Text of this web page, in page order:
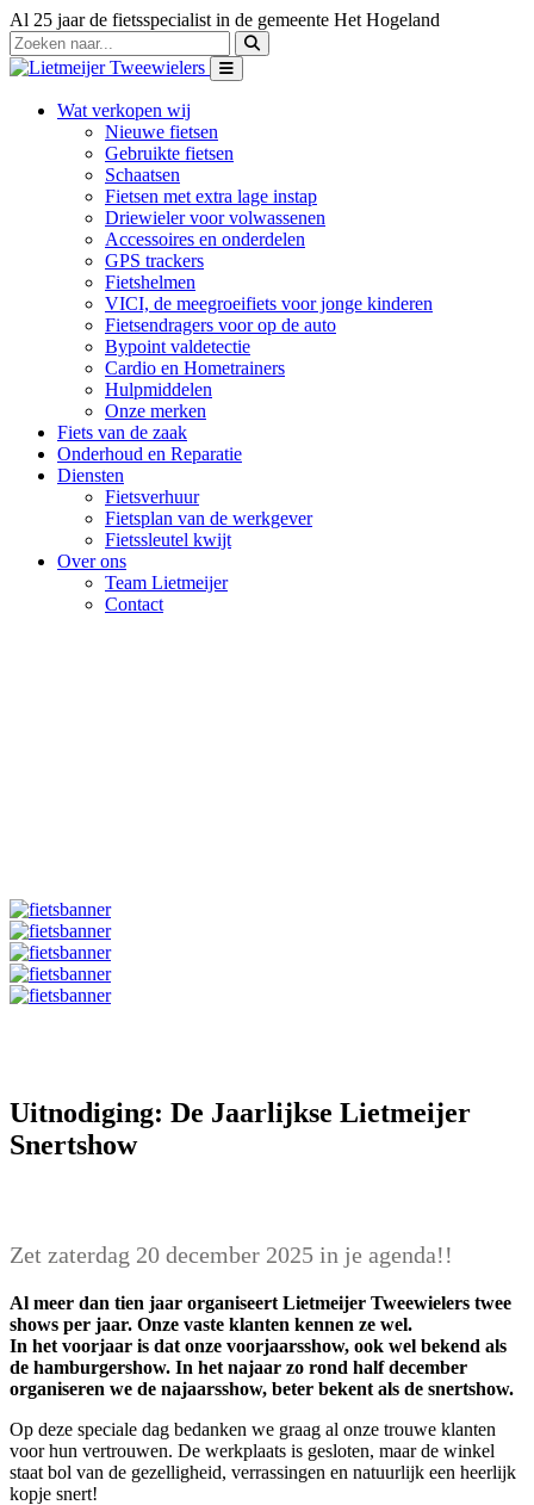
Al 25 jaar de fietsspecialist in de gemeente Het Hogeland
Wat verkopen wij
Nieuwe fietsen
Gebruikte fietsen
Schaatsen
Fietsen met extra lage instap
Driewieler voor volwassenen
Accessoires en onderdelen
GPS trackers
Fietshelmen
VICI, de meegroeifiets voor jonge kinderen
Fietsendragers voor op de auto
Bypoint valdetectie
Cardio en Hometrainers
Hulpmiddelen
Onze merken
Fiets van de zaak
Onderhoud en Reparatie
Diensten
Fietsverhuur
Fietsplan van de werkgever
Fietssleutel kwijt
Over ons
Team Lietmeijer
Contact
Uitnodiging: De Jaarlijkse Lietmeijer
Snertshow
Zet zaterdag 20 december 2025 in je agenda!!
Al meer dan tien jaar organiseert Lietmeijer Tweewielers twee
shows per jaar. Onze vaste klanten kennen ze wel.
In het voorjaar is dat onze voorjaarsshow, ook wel bekend als
de hamburgershow. In het najaar zo rond half december
organiseren we de najaarsshow, beter bekent als de snertshow.
Op deze speciale dag bedanken we graag al onze trouwe klanten
voor hun vertrouwen. De werkplaats is gesloten, maar de winkel
staat bol van de gezelligheid, verrassingen en natuurlijk een heerlijk
kopje snert!